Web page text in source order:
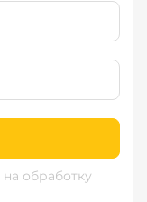
на обработку